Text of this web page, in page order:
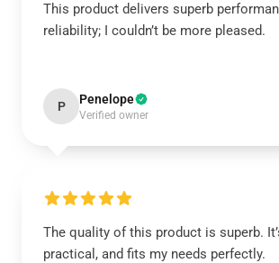
This product delivers superb
reliability; I couldn’t be more pleased.
P Penelope
Verified owner
The quality of this product is superb.
practical, and fits my needs perfectly.